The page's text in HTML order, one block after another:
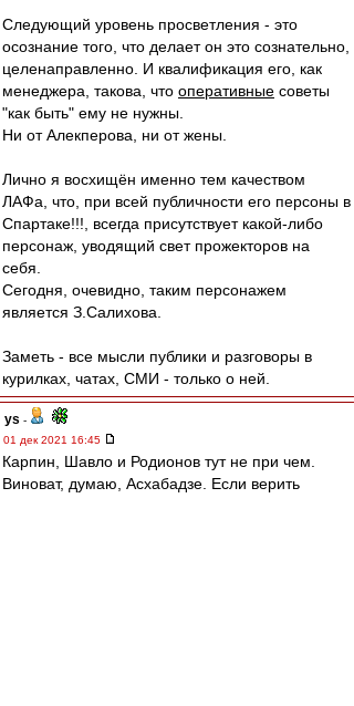
Следующий уровень просветления - это
осознание того, что делает он это сознательно,
целенаправленно. И квалификация его, как
менеджера, такова, что оперативные советы
"как быть" ему не нужны.
Ни от Алекперова, ни от жены.
Лично я восхищён именно тем качеством
ЛАФа, что, при всей публичности его персоны в
Спартаке!!!, всегда присутствует какой-либо
персонаж, уводящий свет прожекторов на
себя.
Сегодня, очевидно, таким персонажем
является З.Салихова.
Заметь - все мысли публики и разговоры в
курилках, чатах, СМИ - только о ней.
ys -
01 дек 2021 16:45
Карпин, Шавло и Родионов тут не при чем.
Виноват, думаю, Асхабадзе. Если верить